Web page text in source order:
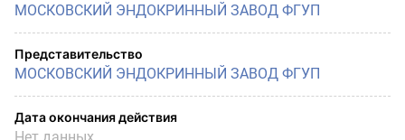
МОСКОВСКИЙ ЭНДОКРИННЫЙ ЗАВОД ФГУП
Представительство
МОСКОВСКИЙ ЭНДОКРИННЫЙ ЗАВОД ФГУП
Дата окончания действия